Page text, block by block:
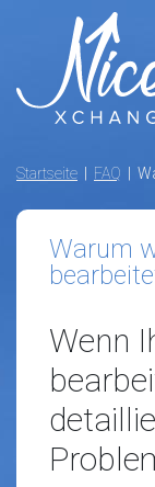
Startseite FAQ |
Warum
Wenn